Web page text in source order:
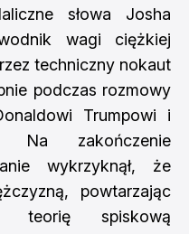
słowa Josha
wagi ciężkiej
techniczny nokaut
podczas rozmowy
Trumpowi i
Na zakończenie
wykrzyknął, że
powtarzając
teorię spiskową